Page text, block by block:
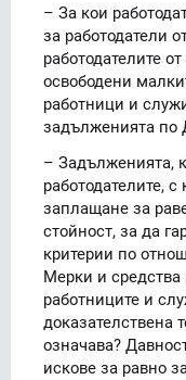
– За кои
за работодатели
работодателите
освободени
работници и
задълженията по
– Задълженията,
работодателите,
заплащане за
стойност, за да
критерии по
Мерки и средства
работниците и
доказателствена
означава?
искове за равно